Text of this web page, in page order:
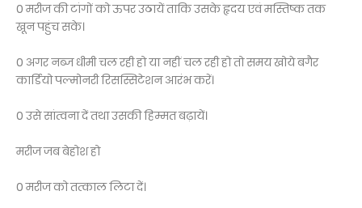
0 मरीज की टांगों को ऊपर उठायें ताकि उसके हृदय एवं मस्तिष्क तक
खून पहुंच सके।
0 अगर नब्ज धीमी चल रही हो या नहीं चल रही हो तो समय खोये बगैर
कार्डियो पल्मोनरी रिसस्सिटेशन आरंभ करें।
0 उसे सांत्वना दें तथा उसकी हिम्मत बढ़ायें।
मरीज जब बेहोश हो
0 मरीज को तत्काल लिटा दें।